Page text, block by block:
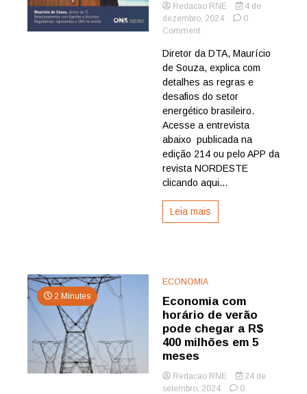
Redacao RNE
4 de
dezembro, 2024
0
Commenton
norma
regulatória
nacional
de
Confira
entrevista
Diretor da DTA, Maurício
de Souza, explica com
detalhes as regras e
desafios do setor
energético brasileiro.
Acesse a entrevista
abaixo publicada na
edição 214 ou pelo APP da
revista NORDESTE
clicando aqui...
Leia mais
2 Minutes
ECONOMIA
Economia com
horário de verão
pode chegar a R$
400 milhões em 5
meses
Redacao RNE
24 de
setembro, 2024
0